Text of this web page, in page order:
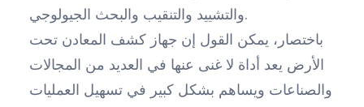
والتشييد والتنقيب والبحث الجيولوجي.
باختصار، يمكن القول إن جهاز كشف المعادن تحت
الأرض يعد أداة لا غنى عنها في العديد من المجالات
والصناعات ويساهم بشكل كبير في تسهيل العمليات